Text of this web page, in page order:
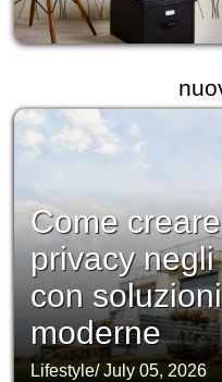
Come
privacy
con
moderne
Lifestyle/July 05, 2026